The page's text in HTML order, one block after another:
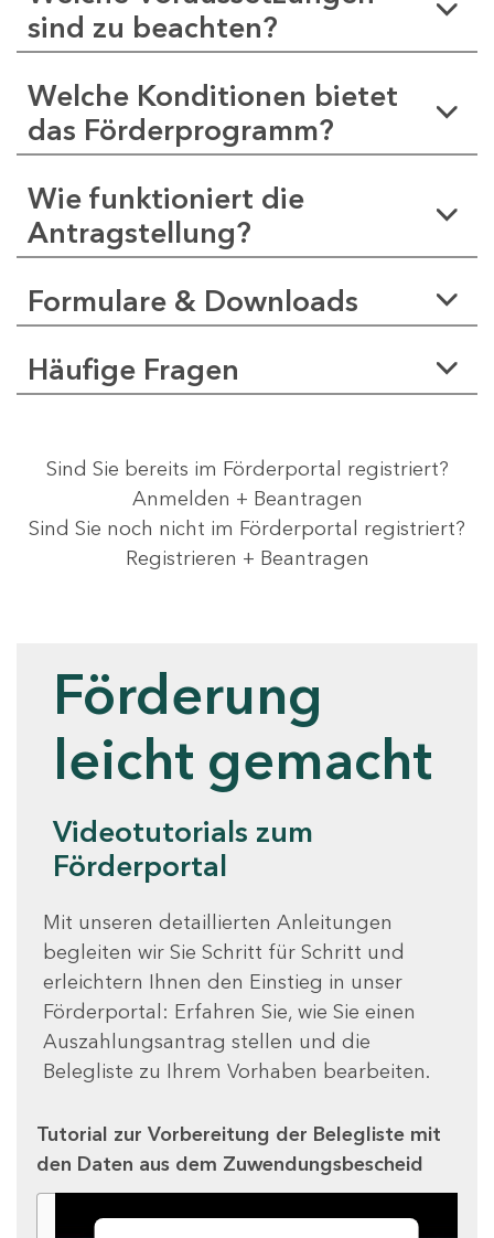
sind zu beachten?
Welche Konditionen bietet
das Förderprogramm?
Wie funktioniert die
Antragstellung?
Formulare & Downloads
Häufige Fragen
Sind Sie bereits im Förderportal registriert?
Anmelden + Beantragen
Sind Sie noch nicht im Förderportal registriert?
Registrieren + Beantragen
Förderung
leicht gemacht
Videotutorials zum
Förderportal
Mit unseren detaillierten Anleitungen
begleiten wir Sie Schritt für Schritt und
erleichtern Ihnen den Einstieg in unser
Förderportal: Erfahren Sie, wie Sie einen
Auszahlungsantrag stellen und die
Belegliste zu Ihrem Vorhaben bearbeiten.
Tutorial zur Vorbereitung der Belegliste mit
den Daten aus dem Zuwendungsbescheid